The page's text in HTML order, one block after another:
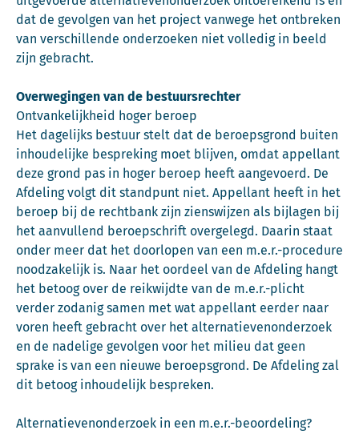
dat de gevolgen van het project vanwege het ontbreken
van verschillende onderzoeken niet volledig in beeld
zijn gebracht.
Overwegingen van de bestuursrechter
Ontvankelijkheid hoger beroep
Het dagelijks bestuur stelt dat de beroepsgrond buiten
inhoudelijke bespreking moet blijven, omdat appellant
deze grond pas in hoger beroep heeft aangevoerd. De
Afdeling volgt dit standpunt niet. Appellant heeft in het
beroep bij de rechtbank zijn zienswijzen als bijlagen bij
het aanvullend beroepschrift overgelegd. Daarin staat
onder meer dat het doorlopen van een m.e.r.-procedure
noodzakelijk is. Naar het oordeel van de Afdeling hangt
het betoog over de reikwijdte van de m.e.r.-plicht
verder zodanig samen met wat appellant eerder naar
voren heeft gebracht over het alternatievenonderzoek
en de nadelige gevolgen voor het milieu dat geen
sprake is van een nieuwe beroepsgrond. De Afdeling zal
dit betoog inhoudelijk bespreken.
Alternatievenonderzoek in een m.e.r.-beoordeling?